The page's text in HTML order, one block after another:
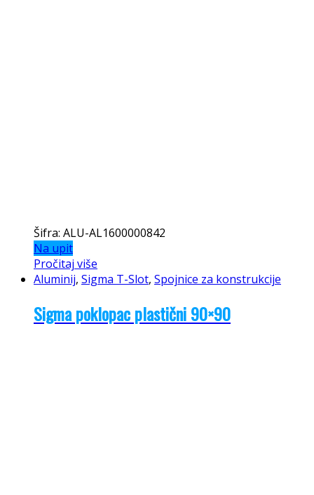
Šifra: ALU-AL1600000842
Na upit
Pročitaj više
Aluminij, Sigma T-Slot, Spojnice za konstrukcije
Sigma poklopac plastični 90×90